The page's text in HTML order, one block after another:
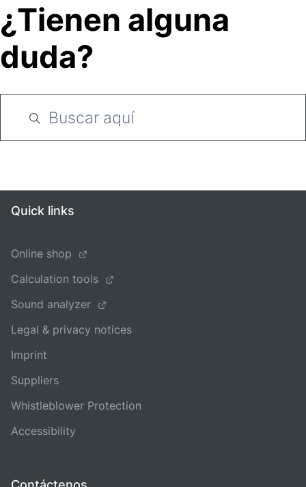
¿Tienen alguna
duda?
Quick links
Online shop
Calculation tools
Sound analyzer
Legal & privacy notices
Imprint
Suppliers
Whistleblower Protection
Accessibility